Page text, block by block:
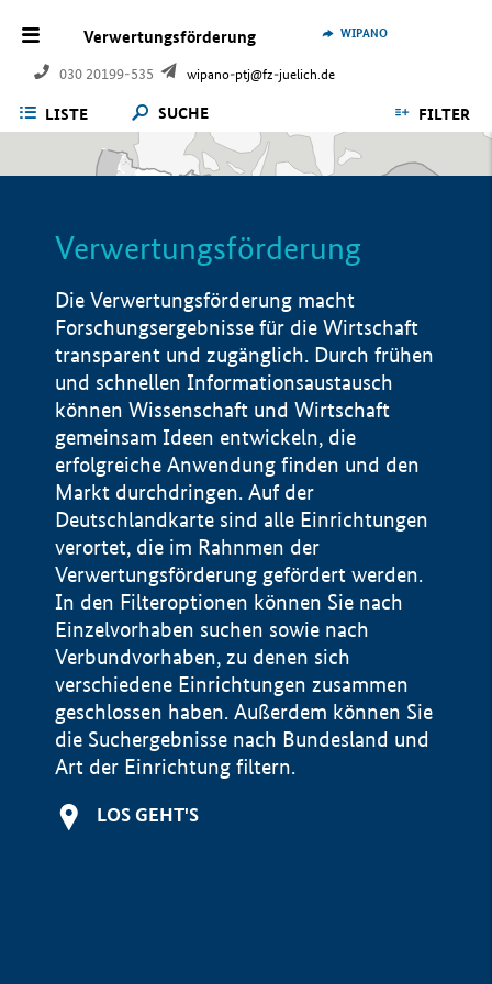
Verwertungsförderung
030 20199-535 wipano-ptj@fz-juelich.de
WIPANO
LISTE SUCHE FILTER
Verwertungsförderung
Die Verwertungsförderung macht
Forschungsergebnisse für die Wirtschaft
transparent und zugänglich. Durch frühen
und schnellen Informationsaustausch
können Wissenschaft und Wirtschaft
gemeinsam Ideen entwickeln, die
erfolgreiche Anwendung finden und den
Markt durchdringen. Auf der
Deutschlandkarte sind alle Einrichtungen
verortet, die im Rahnmen der
Verwertungsförderung gefördert werden.
In den Filteroptionen können Sie nach
Einzelvorhaben suchen sowie nach
Verbundvorhaben, zu denen sich
verschiedene Einrichtungen zusammen
geschlossen haben. Außerdem können Sie
die Suchergebnisse nach Bundesland und
Art der Einrichtung filtern.
LOS GEHT'S